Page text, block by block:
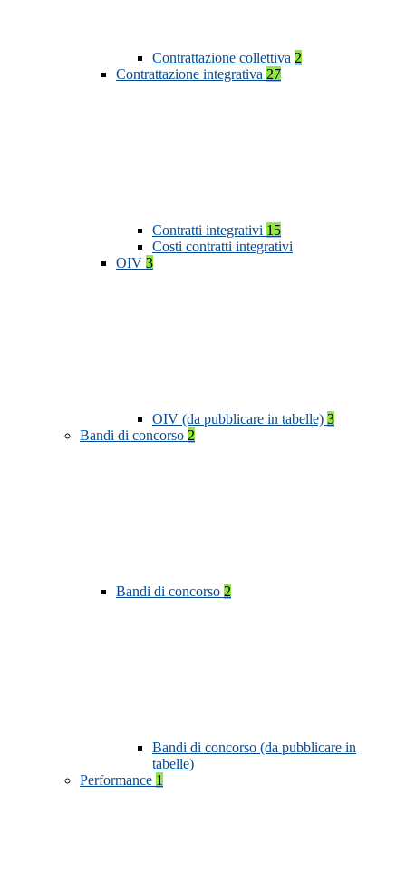
Contrattazione collettiva 2
Contrattazione integrativa 27
Contratti integrativi 15
Costi contratti integrativi
OIV 3
OIV (da pubblicare in tabelle) 3
Bandi di concorso 2
Bandi di concorso 2
Bandi di concorso (da pubblicare in
tabelle)
Performance 1